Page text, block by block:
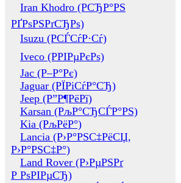
Iran Khodro (РСЂР°РЅ
РҐРѕРЅРґСЂРѕ)
Isuzu (РСЃСѓР·Сѓ)
Iveco (РРІРµРєРѕ)
Jac (Р–Р°Рє)
Jaguar (РЇРіСѓР°СЂ)
Jeep (Р”Р¶РёРї)
Karsan (РљР°СЂСЃР°РЅ)
Kia (РљРёР°)
Lancia (Р›Р°РЅС‡РёСЏ,
Р›Р°РЅС‡Р°)
Land Rover (Р›РµРЅРґ
Р РѕРІРµСЂ)